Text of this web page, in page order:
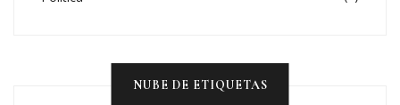
NUBE DE ETIQUETAS